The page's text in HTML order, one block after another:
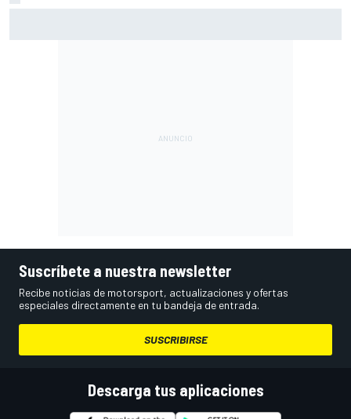
Suscríbete a nuestra newsletter
Recibe noticias de motorsport, actualizaciones y ofertas
especiales directamente en tu bandeja de entrada.
SUSCRIBIRSE
Descarga tus aplicaciones